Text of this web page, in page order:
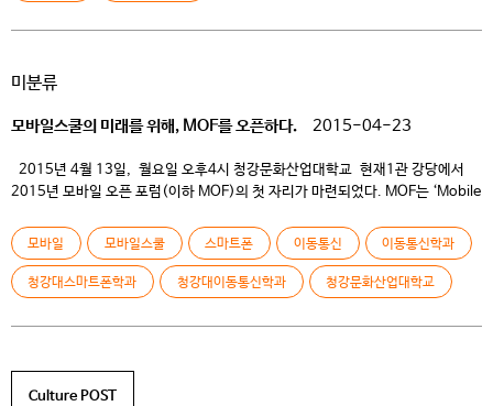
미분류
모바일스쿨의 미래를 위해, MOF를 오픈하다. 2015-04-23
2015년 4월 13일, 월요일 오후4시 청강문화산업대학교 현재1관 강당에서
2015년 모바일 오픈 포럼(이하 MOF)의 첫 자리가 마련되었다. MOF는 ‘Mobile
기술을 파악하여 학생들의 교육 역량을 높이고 모바일스쿨 구성원 모두 함께 집단
지성 공유 시스템을 완성하기 위한 자리이다. 이날은 MOF의 오픈 세레모니로
모바일스쿨의 재학생 모두와 교수님, 행정실 […]
모바일 모바일스쿨 스마트폰 이동통신 이동통신학과
청강대스마트폰학과 청강대이동통신학과 청강문화산업대학교
Culture POST